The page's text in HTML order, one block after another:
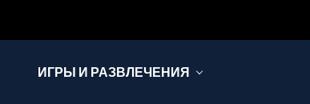
ИГРЫ И РАЗВЛЕЧЕНИЯ